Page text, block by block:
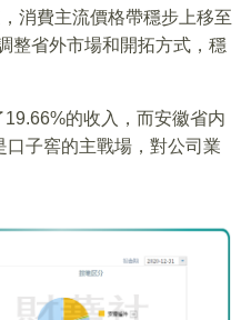
消費主流價格帶穩步上移至
整省外市場和開拓方式，穩
的收入，而安徽省内
子窖的主戰場，對公司業